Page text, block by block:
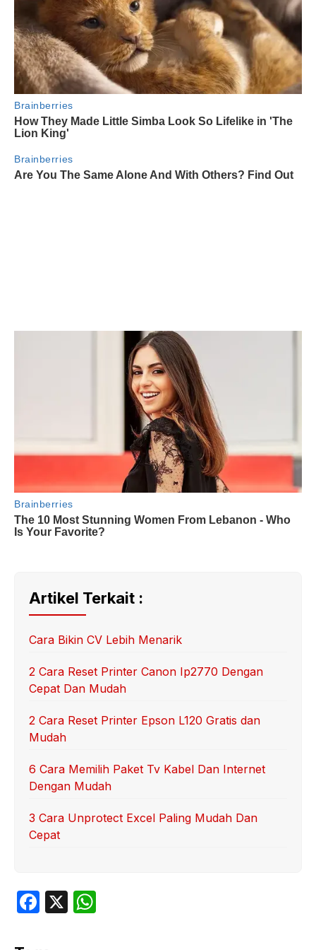
Artikel Terkait :
Cara Bikin CV Lebih Menarik
2 Cara Reset Printer Canon Ip2770 Dengan
Cepat Dan Mudah
2 Cara Reset Printer Epson L120 Gratis dan
Mudah
6 Cara Memilih Paket Tv Kabel Dan Internet
Dengan Mudah
3 Cara Unprotect Excel Paling Mudah Dan
Cepat
F
X